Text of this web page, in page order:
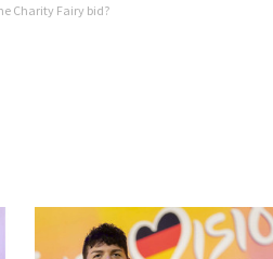
Charity Fairy bid?